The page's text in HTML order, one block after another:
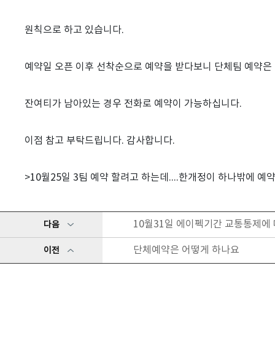
원칙으로 하고 있습니다.
예약일 오픈 이후 선착순으로 예약을 받다보니 단체팀 예약은
잔여티가 남아있는 경우 전화로 예약이 가능하십니다.
이점 참고 부탁드립니다. 감사합니다.
>10월25일 3팀 예약 할려고 하는데....한개정이 하나밖에 예
다음 10월31일 에이펙기간 교통통제에
이전 단체예약은 어떻게 하나요